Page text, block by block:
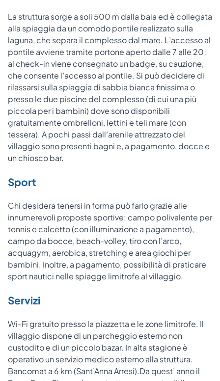
La struttura sorge a soli 500 m dalla baia ed è collegata
alla spiaggia da un comodo pontile realizzato sulla
laguna, che separa il complesso dal mare. L’accesso al
pontile avviene tramite portone aperto dalle 7 alle 20;
al check-in viene consegnato un badge, su cauzione,
che consente l’accesso al pontile. Si può decidere di
rilassarsi sulla spiaggia di sabbia bianca finissima o
presso le due piscine del complesso (di cui una più
piccola per i bambini) dove sono disponibili
gratuitamente ombrelloni, lettini e teli mare (con
tessera). A pochi passi dall’arenile attrezzato del
villaggio sono presenti bagni e, a pagamento, docce e
un chiosco bar.
Sport
Chi desidera tenersi in forma può farlo grazie alle
innumerevoli proposte sportive: campo polivalente per
tennis e calcetto (con illuminazione a pagamento),
campo da bocce, beach-volley, tiro con l’arco,
acquagym, aerobica, stretching e area giochi per
bambini. Inoltre, a pagamento, possibilità di praticare
sport nautici nelle spiagge limitrofe al villaggio.
Servizi
Wi-Fi gratuito presso la piazzetta e le zone limitrofe. Il
villaggio dispone di un parcheggio esterno non
custodito e di un piccolo bazar. In alta stagione è
operativo un servizio medico esterno alla struttura.
Bancomat a 6 km (Sant’Anna Arresi).Da quest’ anno il